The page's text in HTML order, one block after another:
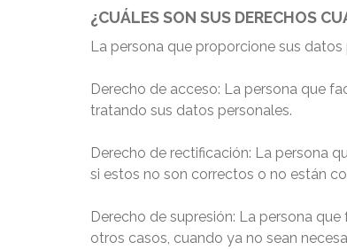
¿CUÁLES SON SUS DERECHOS
La persona que proporcione sus
Derecho de acceso: La persona que
tratando sus datos personales.
Derecho de rectificación: La persona
si estos no son correctos o no están
Derecho de supresión: La persona
otros casos, cuando ya no sean